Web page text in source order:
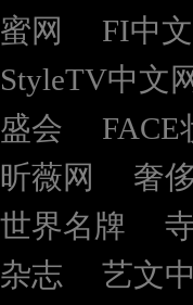
蜜网
FI中
StyleTV中文
盛会
FACE
昕薇网
奢
世界名牌
杂志
艺文